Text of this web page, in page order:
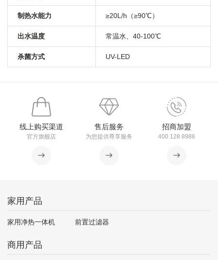
制热水能力 ≥20L/h（≥90℃）
出水温度 常温水、40-100℃
杀菌方式 UV-LED
线上购买渠道
官方旗舰店
售后服务
为您提供尊享服务
招商加盟
400 128 8988
家用产品
家用净热一体机 前置过滤器
商用产品